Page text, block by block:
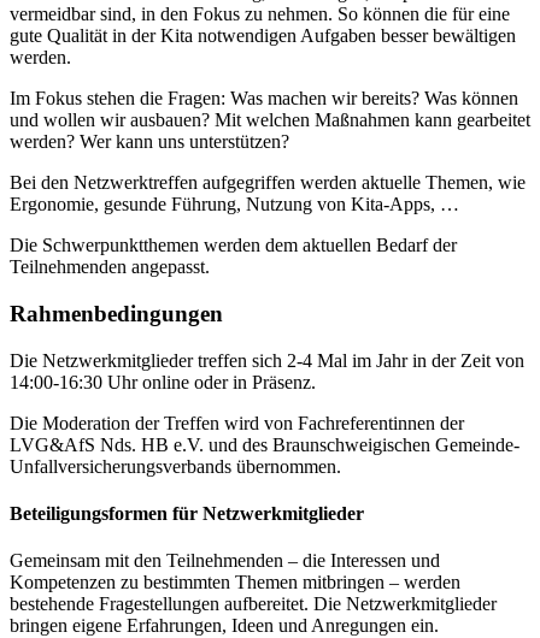
vermeidbar sind, in den Fokus zu nehmen. So können die für eine
gute Qualität in der Kita notwendigen Aufgaben besser bewältigen
werden.
Im Fokus stehen die Fragen: Was machen wir bereits? Was können
und wollen wir ausbauen? Mit welchen Maßnahmen kann gearbeitet
werden? Wer kann uns unterstützen?
Bei den Netzwerktreffen aufgegriffen werden aktuelle Themen, wie
Ergonomie, gesunde Führung, Nutzung von Kita-Apps, …
Die Schwerpunktthemen werden dem aktuellen Bedarf der
Teilnehmenden angepasst.
Rahmenbedingungen
Die Netzwerkmitglieder treffen sich 2-4 Mal im Jahr in der Zeit von
14:00-16:30 Uhr online oder in Präsenz.
Die Moderation der Treffen wird von Fachreferentinnen der
LVG&AfS Nds. HB e.V. und des Braunschweigischen Gemeinde-
Unfallversicherungsverbands übernommen.
Beteiligungsformen für Netzwerkmitglieder
Gemeinsam mit den Teilnehmenden – die Interessen und
Kompetenzen zu bestimmten Themen mitbringen – werden
bestehende Fragestellungen aufbereitet. Die Netzwerkmitglieder
bringen eigene Erfahrungen, Ideen und Anregungen ein.